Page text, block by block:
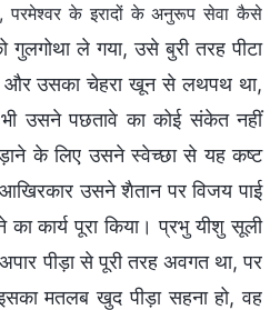
परमेश्वर के इरादों के अनुरूप सेवा कैसे
ले गया, उसे बुरी तरह पीटा
और उसका चेहरा खून से लथपथ था,
उसने पछतावे का कोई संकेत नहीं
के लिए उसने स्वेच्छा से यह कष्ट
उसने शैतान पर विजय पाई
का कार्य पूरा किया। प्रभु यीशु सूली
पीड़ा से पूरी तरह अवगत था, पर
मतलब खुद पीड़ा सहना हो, वह